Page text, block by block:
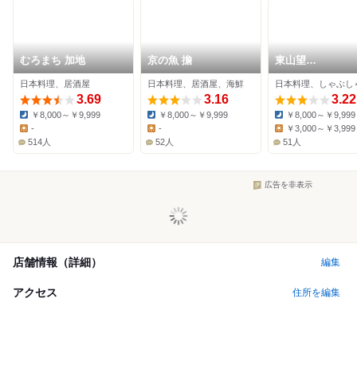
むろまち 加地
日本料理、居酒屋
3.69
Dinner:
￥8,000～￥9,999
-
514人
京の魚 擔
日本料理、居酒屋、海鮮
3.16
Dinner:
￥8,000～￥9,999
Lunch:
-
52人
東山望
TAMANOHIKARI
日本料理、しゃぶし
3.22
Dinner:
￥8,000～￥9,999
Lunch:
￥3,000～￥3,999
51人
広告を非表示
店舗情報（詳細） 編集
アクセス 住所を編集